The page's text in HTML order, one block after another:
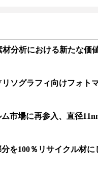
分析における新たな価
ソグラフィ向けフォト
市場に再参入、直径
を100％リサイクル材